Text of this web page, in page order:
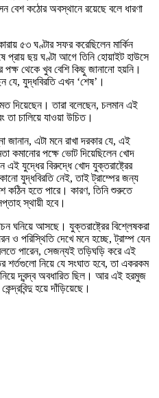
বেশ কঠোর অবস্থানে রয়েছে বলে ধারণা
৫৩ ঘণ্টার সফর করেছিলেন মার্কিন
প্রায় ছয় ঘণ্টা আগে তিনি হোয়াইট হাউসে
পক্ষ থেকে খুব বেশি কিছু জানানো হয়নি।
যে, যুদ্ধবিরতি এখন ‘শেষ’।
দিয়েছেন। তারা বলেছেন, চলমান এই
চালিয়ে যাওয়া উচিত।
জানান, এটা মনে রাখা দরকার যে, এই
কমানোর পক্ষে ভোট দিয়েছিলেন খোদ
এই যুদ্ধের বিরুদ্ধে খোদ যুক্তরাষ্ট্রের
যুদ্ধবিরতি নেই, তাই ট্রাম্পের জন্য
কঠিন হতে পারে। কারণ, তিনি শুরুতে
স্থায়ী হবে।
ঘনিয়ে আসছে। যুক্তরাষ্ট্রের বিশ্লেষকরা
ও পরিস্থিতি দেখে মনে হচ্ছে, ট্রাম্প যেন
পারেন, সেজন্যই তড়িঘড়ি করে এই
শর্তগুলো নিয়ে যে সংঘাত হবে, তা একরকম
দ্বন্দ্ব অবধারিত ছিল। আর এই হরমুজ
হয়ে দাঁড়িয়েছে।